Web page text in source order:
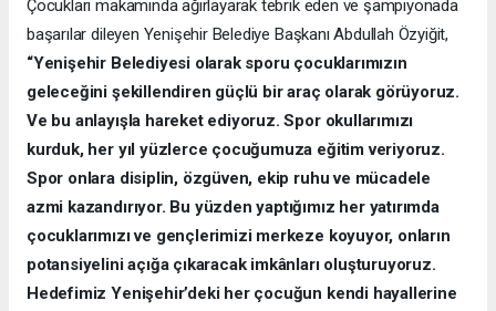
Çocukları makamında ağırlayarak tebrik eden ve şampiyonada
başarılar dileyen Yenişehir Belediye Başkanı Abdullah Özyiğit,
“Yenişehir Belediyesi olarak sporu çocuklarımızın
geleceğini şekillendiren güçlü bir araç olarak görüyoruz.
Ve bu anlayışla hareket ediyoruz. Spor okullarımızı
kurduk, her yıl yüzlerce çocuğumuza eğitim veriyoruz.
Spor onlara disiplin, özgüven, ekip ruhu ve mücadele
azmi kazandırıyor. Bu yüzden yaptığımız her yatırımda
çocuklarımızı ve gençlerimizi merkeze koyuyor, onların
potansiyelini açığa çıkaracak imkânları oluşturuyoruz.
Hedefimiz Yenişehir’deki her çocuğun kendi hayallerine